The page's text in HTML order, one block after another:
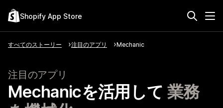
Shopify App Store
すべてのストーリー 注目のアプリ Mechanic
注目のアプリ
Mechanicを活用して 業務